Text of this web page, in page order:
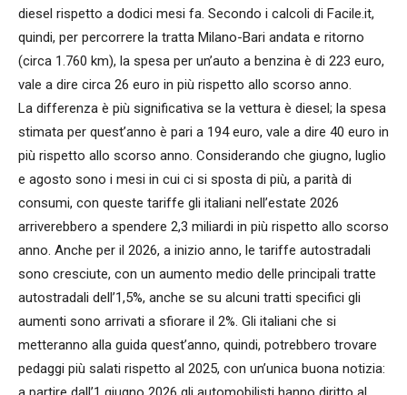
diesel rispetto a dodici mesi fa. Secondo i calcoli di Facile.it,
quindi, per percorrere la tratta Milano-Bari andata e ritorno
(circa 1.760 km), la spesa per un’auto a benzina è di 223 euro,
vale a dire circa 26 euro in più rispetto allo scorso anno.
La differenza è più significativa se la vettura è diesel; la spesa
stimata per quest’anno è pari a 194 euro, vale a dire 40 euro in
più rispetto allo scorso anno. Considerando che giugno, luglio
e agosto sono i mesi in cui ci si sposta di più, a parità di
consumi, con queste tariffe gli italiani nell’estate 2026
arriverebbero a spendere 2,3 miliardi in più rispetto allo scorso
anno. Anche per il 2026, a inizio anno, le tariffe autostradali
sono cresciute, con un aumento medio delle principali tratte
autostradali dell’1,5%, anche se su alcuni tratti specifici gli
aumenti sono arrivati a sfiorare il 2%. Gli italiani che si
metteranno alla guida quest’anno, quindi, potrebbero trovare
pedaggi più salati rispetto al 2025, con un’unica buona notizia: